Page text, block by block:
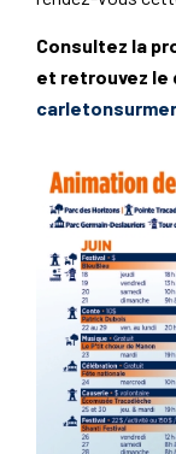
Consultez la
et retrouvez le